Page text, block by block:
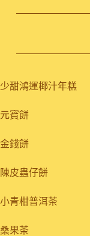
少甜鴻運椰汁年糕
元寶餅
金錢餅
陳皮蟲仔餅
小青柑普洱茶
桑果茶